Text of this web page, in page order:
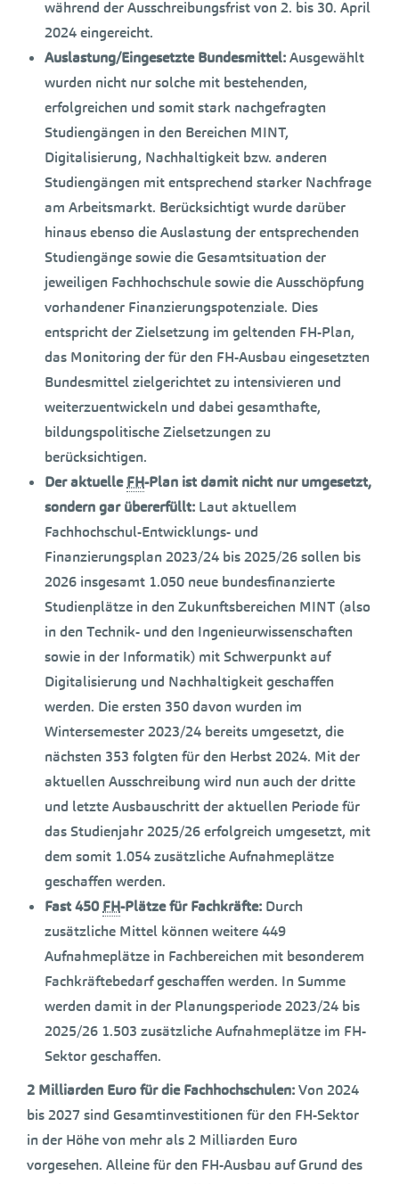
während der Ausschreibungsfrist von 2. bis 30. April
2024 eingereicht.
Auslastung/Eingesetzte Bundesmittel:Ausgewählt
wurden nicht nur solche mit bestehenden,
erfolgreichen und somit stark nachgefragten
Studiengängen in den Bereichen MINT,
Digitalisierung, Nachhaltigkeit bzw. anderen
Studiengängen mit entsprechend starker Nachfrage
am Arbeitsmarkt. Berücksichtigt wurde darüber
hinaus ebenso die Auslastung der entsprechenden
Studiengänge sowie die Gesamtsituation der
jeweiligen Fachhochschule sowie die Ausschöpfung
vorhandener Finanzierungspotenziale. Dies
entspricht der Zielsetzung im geltenden FH-Plan,
das Monitoring der für den FH-Ausbau eingesetzten
Bundesmittel zielgerichtet zu intensivieren und
weiterzuentwickeln und dabei gesamthafte,
bildungspolitische Zielsetzungen zu
berücksichtigen.
Der aktuelleFH-Plan ist damit nicht nur umgesetzt,
sondern gar übererfüllt: Laut aktuellem
Fachhochschul-Entwicklungs- und
Finanzierungsplan 2023/24 bis 2025/26 sollen bis
2026 insgesamt 1.050 neue bundesfinanzierte
Studienplätze in den Zukunftsbereichen MINT (also
in den Technik- und den Ingenieurwissenschaften
sowie in der Informatik) mit Schwerpunkt auf
Digitalisierung und Nachhaltigkeit geschaffen
werden. Die ersten 350 davon wurden im
Wintersemester 2023/24 bereits umgesetzt, die
nächsten 353 folgten für den Herbst 2024. Mit der
aktuellen Ausschreibung wird nun auch der dritte
und letzte Ausbauschritt der aktuellen Periode für
das Studienjahr 2025/26 erfolgreich umgesetzt, mit
dem somit 1.054 zusätzliche Aufnahmeplätze
geschaffen werden.
Fast 450FH-Plätze für Fachkräfte: Durch
zusätzliche Mittel können weitere 449
Aufnahmeplätze in Fachbereichen mit besonderem
Fachkräftebedarf geschaffen werden. In Summe
werden damit in der Planungsperiode 2023/24 bis
2025/26 1.503 zusätzliche Aufnahmeplätze im FH-
Sektor geschaffen.
2 Milliarden Euro für die Fachhochschulen:Von 2024
bis 2027 sind Gesamtinvestitionen für den FH-Sektor
in der Höhe von mehr als 2 Milliarden Euro
vorgesehen. Alleine für den FH-Ausbau auf Grund des